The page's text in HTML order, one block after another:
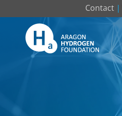
Contact|